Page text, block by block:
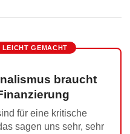
GEMACHT
braucht
für eine kritische
sagen uns sehr, sehr